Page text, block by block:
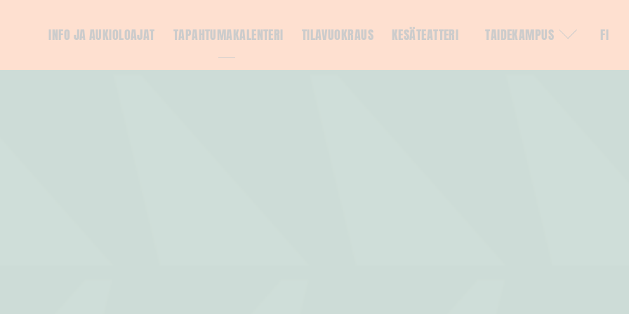
INFO JA AUKIOLOAJAT TAPAHTUMAKALENTERI TILAVUOKRAUS KESÄTEATTERI TAIDEKAMPUS FI